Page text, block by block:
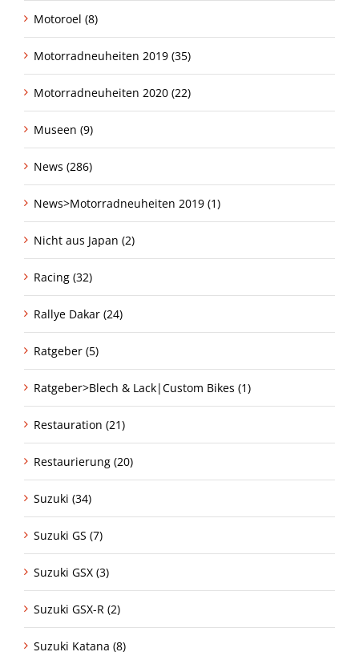
Motoroel (8)
Motorradneuheiten 2019 (35)
Motorradneuheiten 2020 (22)
Museen (9)
News (286)
News>Motorradneuheiten 2019 (1)
Nicht aus Japan (2)
Racing (32)
Rallye Dakar (24)
Ratgeber (5)
Ratgeber>Blech & Lack|Custom Bikes (1)
Restauration (21)
Restaurierung (20)
Suzuki (34)
Suzuki GS (7)
Suzuki GSX (3)
Suzuki GSX-R (2)
Suzuki Katana (8)